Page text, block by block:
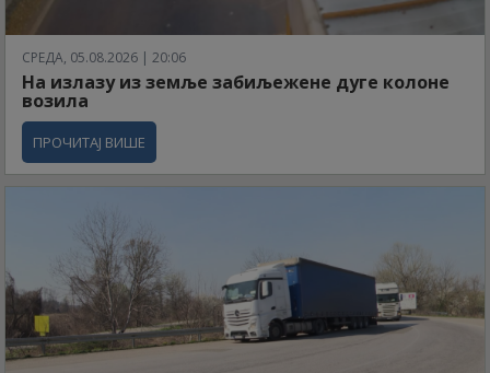
СРЕДА, 05.08.2026 | 20:06
На излазу из земље забиљежене дуге колоне
возила
ПРОЧИТАЈ ВИШЕ